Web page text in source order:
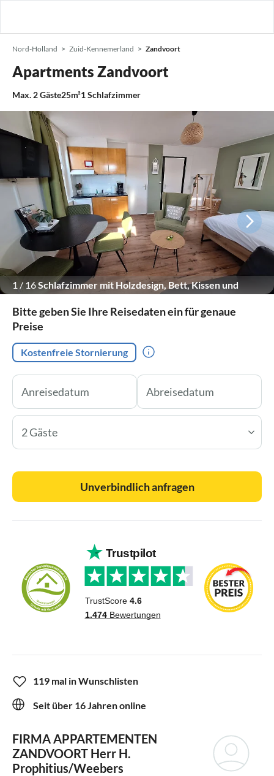
Nord-Holland Zuid-Kennemerland Zandvoort
Apartments Zandvoort
Max. 2Gäste25m²1Schlafzimmer
1 / 16Schlafzimmer mit Holzdesign, Bett, Kissen und
Bitte geben Sie Ihre Reisedaten ein für genaue
Preise
Kostenfreie Stornierung
2 Gäste
Unverbindlich anfragen
119 mal in Wunschlisten
Seit über 16 Jahren online
FIRMA APPARTEMENTEN
ZANDVOORT Herr H.
Prophitius/Weebers